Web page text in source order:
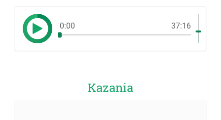
0:00 37:16
Kazania